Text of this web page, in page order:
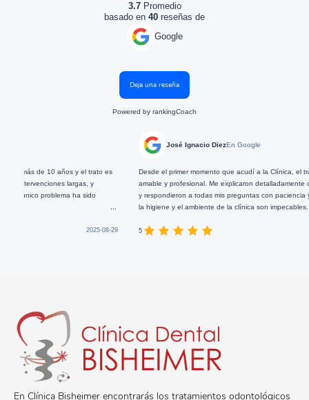
3.7Promedio
basado en 40 reseñas de
Google
Deja una reseña
Powered by rankingCoach
de 10 años y el trato es
largas, y
problema ha sido
2025-08-29
José Ignacio DiezEn Google
Desde el primer momento que acudí a la Clínica, el trato
amable y profesional. Me explicaron detalladamente cada
y respondieron a todas mis preguntas con paciencia y
la higiene y el ambiente de la clínica son impecables. Un 10!
5
En Clínica Bisheimer encontrarás los tratamientos odontológicos